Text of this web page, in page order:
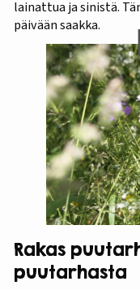
lainattua ja sinistä.
päivään saakka.
Rakas
puutarhasta